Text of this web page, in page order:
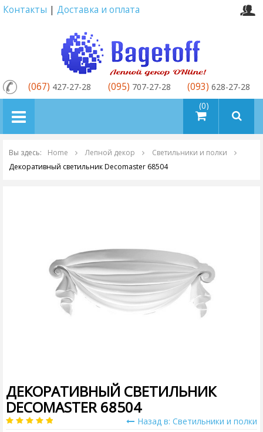
Контакты | Доставка и оплата
товаров (0)
(067) 427-27-28 (095) 707-27-28 (093) 628-27-28
Вы здесь: Home Лепной декор
Cветильники и полки
Декоративный светильник Decomaster 68504
ДЕКОРАТИВНЫЙ СВЕТИЛЬНИК
DECOMASTER 68504
Назад в: Cветильники и полки